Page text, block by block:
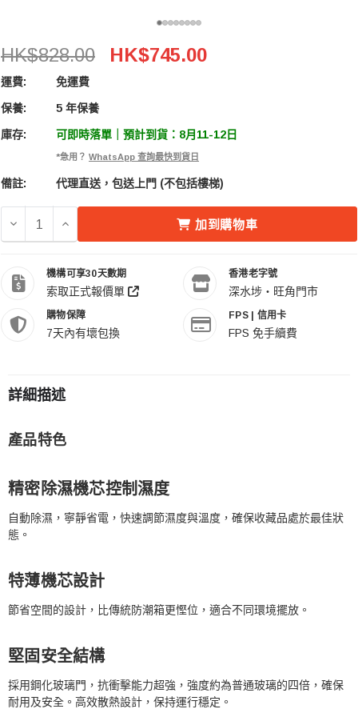
AMagic ADC-MLED50L 50L 電子防潮箱
HK$828.00 HK$745.00
運費: 免運費
保養: 5 年保養
庫存: 可即時落單｜預計到貨：8月11-12日
*急用？ WhatsApp 查詢最快到貨日
備註: 代理直送，包送上門 (不包括樓梯)
減少 AMAGIC ADC-MLED50L 50L 電子防潮箱 的數量
增加 AMAGIC ADC-MLED50L 50L 電子防潮箱 的
加到購物車
機構可享30天數期
索取正式報價單
香港老字號
深水埗・旺角門市
購物保障
7天內有壞包換
FPS | 信用卡
FPS 免手續費
詳細描述
產品特色
精密除濕機芯控制濕度
自動除濕，寧靜省電，快速調節濕度與溫度，確保收藏品處於最佳狀
態。
特薄機芯設計
節省空間的設計，比傳統防潮箱更慳位，適合不同環境擺放。
堅固安全結構
採用鋼化玻璃門，抗衝擊能力超強，強度約為普通玻璃的四倍，確保
耐用及安全。高效散熱設計，保持運行穩定。